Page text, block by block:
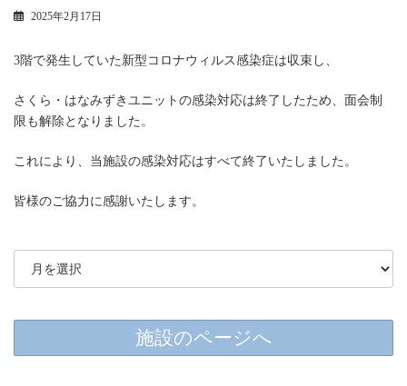
2025年2月17日
3階で発生していた新型コロナウィルス感染症は収束し、
さくら・はなみずきユニットの感染対応は終了したため、面会制
限も解除となりました。
これにより、当施設の感染対応はすべて終了いたしました。
皆様のご協力に感謝いたします。
施設のページへ